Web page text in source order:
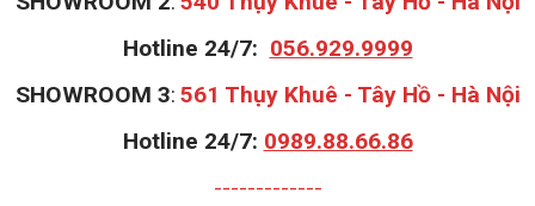
Hotline 24/7: 056.929.9999
SHOWROOM 3: 561 Thụy Khuê - Tây Hồ - Hà Nội
Hotline 24/7: 0989.88.66.86
-------------